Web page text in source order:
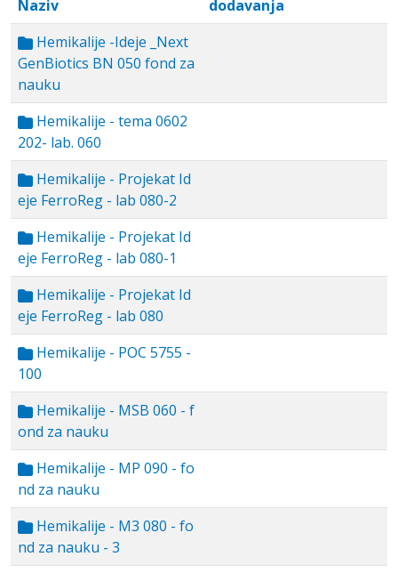
Naziv
dodavanja
Hemikalije -Ideje _Next
GenBiotics BN 050 fond za
nauku
Hemikalije - tema 0602
202- lab. 060
Hemikalije - Projekat Id
eje FerroReg - lab 080-2
Hemikalije - Projekat Id
eje FerroReg - lab 080-1
Hemikalije - Projekat Id
eje FerroReg - lab 080
Hemikalije - POC 5755 -
100
Hemikalije - MSB 060 - f
ond za nauku
Hemikalije - MP 090 - fo
nd za nauku
Hemikalije - M3 080 - fo
nd za nauku - 3